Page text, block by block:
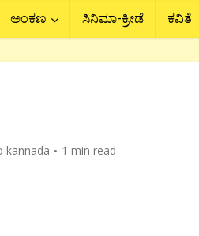
ಅಂಕಣ ಸಿನಿಮಾ-ಕ್ರೀಡೆ ಕವಿತೆ
kannada 1 min read